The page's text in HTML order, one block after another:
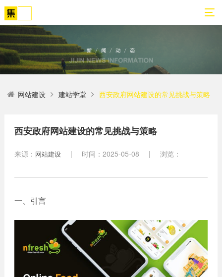
01
关
我
司
介
02
网
策
方
论
03
解
方
网站
微信
定制
APP
04
营
转
SEO
05
案
展
建设
医疗
教育
培训
政府
单位
06
新
站
站
设
计
常
见
网站建设 建站学堂 西安政府网站建设的常见挑战与策略
西安政府网站建设的常见挑战与策略
来源： 网站建设 | 时间：2025-05-08 | 浏览：
一、引言